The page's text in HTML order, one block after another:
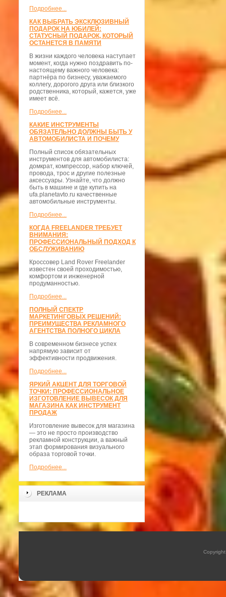
Подробнее...
КАК ВЫБРАТЬ ЭКСКЛЮЗИВНЫЙ
ПОДАРОК НА ЮБИЛЕЙ:
СТАТУСНЫЙ ПОДАРОК, КОТОРЫЙ
ОСТАНЕТСЯ В ПАМЯТИ
В жизни каждого человека наступает
момент, когда нужно поздравить по-
настоящему важного человека:
партнёра по бизнесу, уважаемого
коллегу, дорогого друга или близкого
родственника, который, кажется, уже
имеет всё.
Подробнее...
КАКИЕ ИНСТРУМЕНТЫ
ОБЯЗАТЕЛЬНО ДОЛЖНЫ БЫТЬ У
АВТОМОБИЛИСТА И ПОЧЕМУ
Полный список обязательных
инструментов для автомобилиста:
домкрат, компрессор, набор ключей,
провода, трос и другие полезные
аксессуары. Узнайте, что должно
быть в машине и где купить на
ufa.planetavto.ru качественные
автомобильные инструменты.
Подробнее...
КОГДА FREELANDER ТРЕБУЕТ
ВНИМАНИЯ:
ПРОФЕССИОНАЛЬНЫЙ ПОДХОД К
ОБСЛУЖИВАНИЮ
Кроссовер Land Rover Freelander
известен своей проходимостью,
комфортом и инженерной
продуманностью.
Подробнее...
ПОЛНЫЙ СПЕКТР
МАРКЕТИНГОВЫХ РЕШЕНИЙ:
ПРЕИМУЩЕСТВА РЕКЛАМНОГО
АГЕНТСТВА ПОЛНОГО ЦИКЛА
В современном бизнесе успех
напрямую зависит от
эффективности продвижения.
Подробнее...
ЯРКИЙ АКЦЕНТ ДЛЯ ТОРГОВОЙ
ТОЧКИ: ПРОФЕССИОНАЛЬНОЕ
ИЗГОТОВЛЕНИЕ ВЫВЕСОК ДЛЯ
МАГАЗИНА КАК ИНСТРУМЕНТ
ПРОДАЖ
Изготовление вывесок для магазина
— это не просто производство
рекламной конструкции, а важный
этап формирования визуального
образа торговой точки.
Подробнее...
РЕКЛАМА